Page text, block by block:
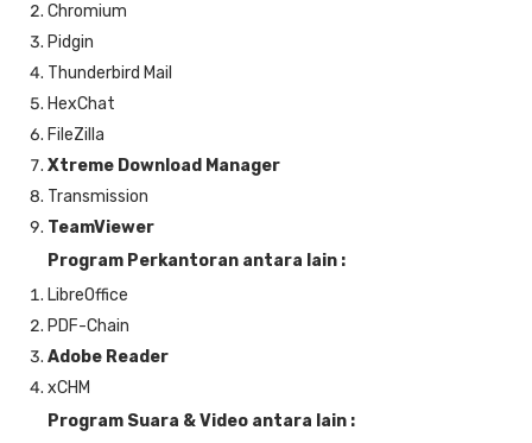
Chromium
Pidgin
Thunderbird Mail
HexChat
FileZilla
Xtreme Download Manager
Transmission
TeamViewer
Program Perkantoran antara lain :
LibreOffice
PDF-Chain
Adobe Reader
xCHM
Program Suara & Video antara lain :